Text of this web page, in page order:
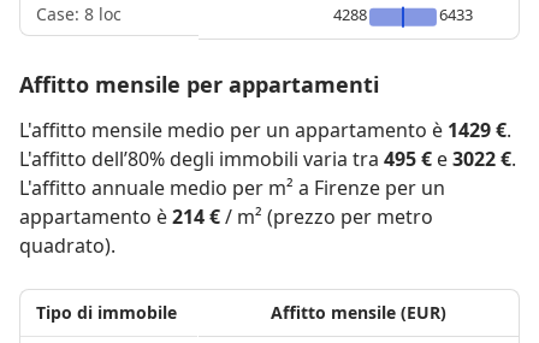
Case: 8 loc
4288
6433
Affitto mensile per appartamenti
L'affitto mensile medio per un appartamento è 1429 €.
L'affitto dell’80% degli immobili varia tra 495 € e3022 €.
L'affitto annuale medio per m² a Firenze per un
appartamento è214 €/ m² (prezzo per metro
quadrato).
Tipo di immobile
Affitto mensile (EUR)